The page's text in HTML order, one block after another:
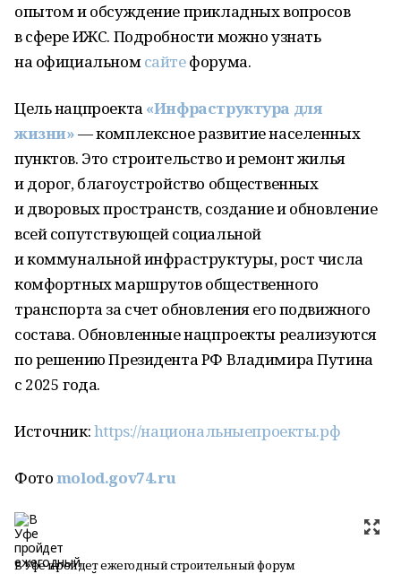
опытом и обсуждение прикладных вопросов
в сфере ИЖС. Подробности можно узнать
на официальномсайтефорума.
Цель нацпроекта «Инфраструктура для
жизни»— комплексное развитие населенных
пунктов. Это строительство и ремонт жилья
и дорог, благоустройство общественных
и дворовых пространств, создание и обновление
всей сопутствующей социальной
и коммунальной инфраструктуры, рост числа
комфортных маршрутов общественного
транспорта за счет обновления его подвижного
состава. Обновленные нацпроекты реализуются
по решению Президента РФ Владимира Путина
с 2025 года.
Источник:https://национальныепроекты.рф
Фотоmolod.gov74.ru
В Уфе пройдет ежегодный строительный форум